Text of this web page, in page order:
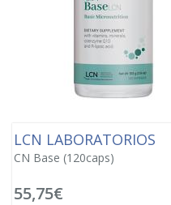
LCN LABORATORIOS
CN Base (120caps)
55,75€